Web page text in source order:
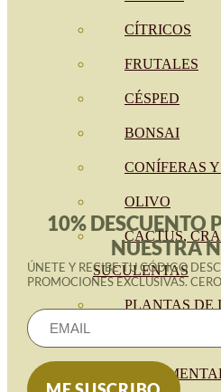
CÍTRICOS
FRUTALES
CÉSPED
BONSAI
CONÍFERAS Y
OLIVO
CACTUS,
SUCULENTAS
PLANTAS DE
10% DESCUENTO
NUESTRA
ÚNETE Y RECIBE TU CÓDIGO
PROMOCIONES EXCLUSIVAS.